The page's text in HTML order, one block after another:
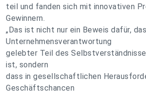
teil und fanden sich mit innovativen
Gewinnern.
„Das ist nicht nur ein Beweis dafür,
Unternehmensverantwortung
gelebter Teil des
ist, sondern
dass in gesellschaftlichen
Geschäftschancen